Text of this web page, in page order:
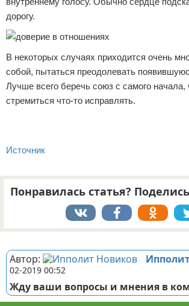
дорогу.
В некоторых случаях приходится очень
собой, пытаться преодолевать
Лучше всего беречь союз с самого начала,
стремиться что-то исправлять.
Источник
Понравилась статья?
Автор:
02-2019 00:52
Жду ваши вопросы и мнения в